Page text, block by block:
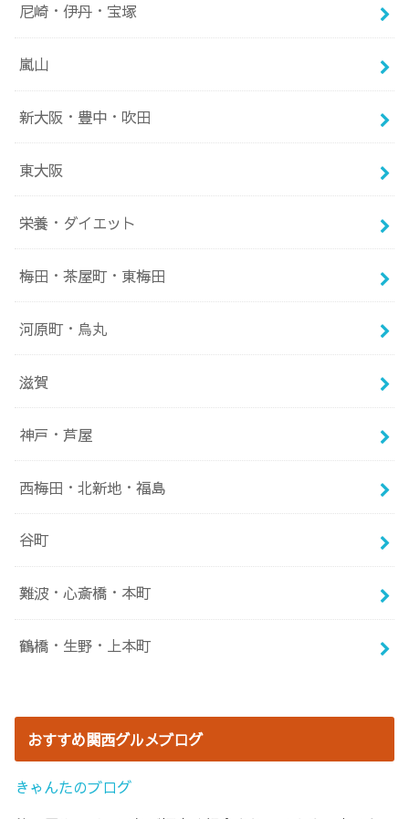
尼崎・伊丹・宝塚
嵐山
新大阪・豊中・吹田
東大阪
栄養・ダイエット
梅田・茶屋町・東梅田
河原町・烏丸
滋賀
神戸・芦屋
西梅田・北新地・福島
谷町
難波・心斎橋・本町
鶴橋・生野・上本町
おすすめ関西グルメブログ
きゃんたのブログ